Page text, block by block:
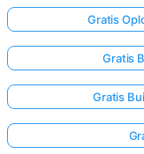
Gratis
Gratis
Gratis